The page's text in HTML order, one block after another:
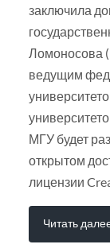
заключила
Ломоносова
ведущим
МГУ будет
открытом
лицензии
Читать